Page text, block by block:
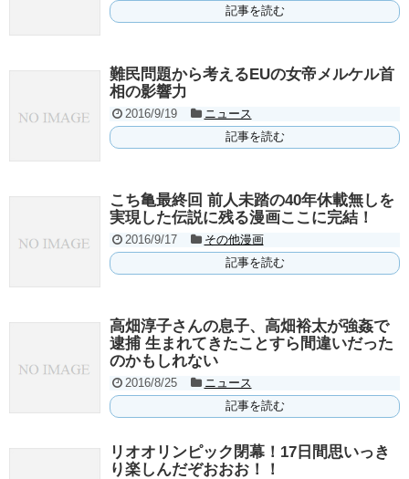
記事を読む
難民問題から考えるEUの女帝メルケル首
相の影響力
2016/9/19
ニュース
記事を読む
こち亀最終回 前人未踏の40年休載無しを
実現した伝説に残る漫画ここに完結！
2016/9/17
その他漫画
記事を読む
高畑淳子さんの息子、高畑裕太が強姦で
逮捕 生まれてきたことすら間違いだった
のかもしれない
2016/8/25
ニュース
記事を読む
リオオリンピック閉幕！17日間思いっき
り楽しんだぞおおお！！